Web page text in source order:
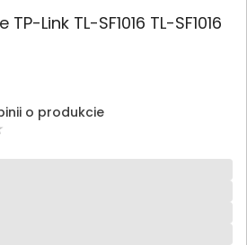
Link TL-SF1016 TL-SF1016
o produkcie